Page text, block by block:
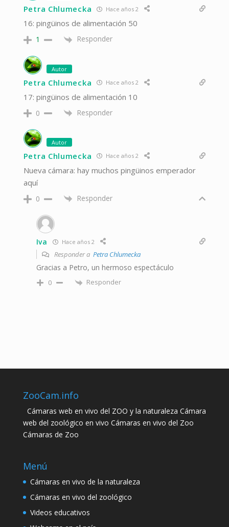
Petra Chlumecka Hace años 2
16: pingüinos de alimentación 50
1 Responder
Autor
Petra Chlumecka Hace años 2
17: pingüinos de alimentación 10
0 Responder
Autor
Petra Chlumecka Hace años 2
Nueva cámara: hay muchos pingüinos emperador
aquí
0 Responder
Iva Hace años 2
Responder a Petra Chlumecka
Gracias a Petro, un hermoso espectáculo
0 Responder
ZooCam.info
Cámaras web en vivo del ZOO y la naturaleza Cámara
web del zoológico en vivo Cámaras en vivo del Zoo
Cámaras de Zoo
Menú
Cámaras en vivo de la naturaleza
Cámaras en vivo del zoológico
Videos educativos